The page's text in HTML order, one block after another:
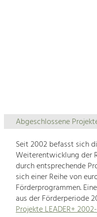
Abgeschlossene
Seit 2002 befasst sich
Weiterentwicklung der
durch entsprechende
sich einer Reihe von
Förderprogrammen.
aus der Förderperiode
Projekte LEADER+